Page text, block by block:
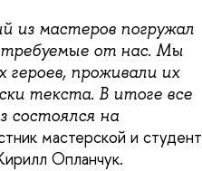
из мастеров погружал
требуемые от нас. Мы
проживали их
текста. В итоге все
состоялся на
мастерской и студент
Опланчук.